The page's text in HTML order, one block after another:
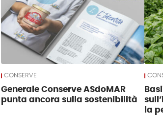
CONSERVE
Generale Conserve ASdoMAR
punta ancora sulla sostenibilità
la